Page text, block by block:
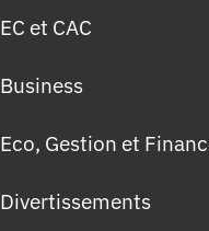
EC et CAC
Business
Eco, Gestion et
Divertissements